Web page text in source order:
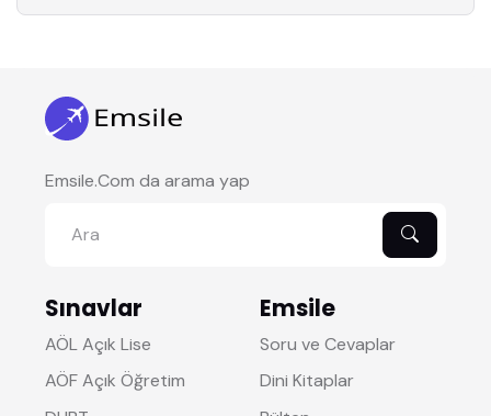
Emsile.Com da arama yap
Sınavlar
AÖL Açık Lise
AÖF Açık Öğretim
Emsile
Soru ve Cevaplar
Dini Kitaplar